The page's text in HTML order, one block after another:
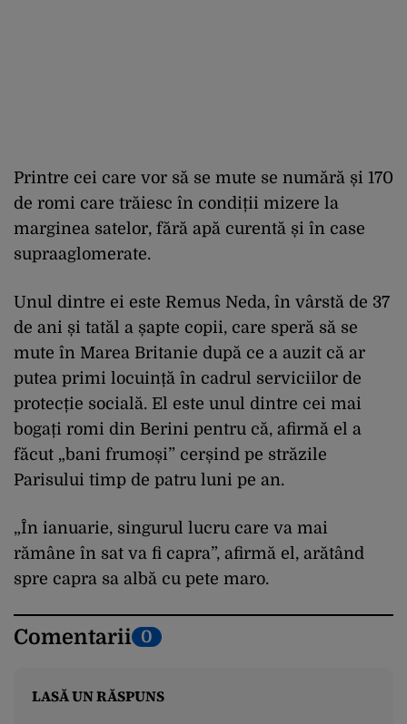
Printre cei care vor să se mute se numără și 170
de romi care trăiesc în condiții mizere la
marginea satelor, fără apă curentă și în case
supraaglomerate.
Unul dintre ei este Remus Neda, în vârstă de 37
de ani și tatăl a șapte copii, care speră să se
mute în Marea Britanie după ce a auzit că ar
putea primi locuință în cadrul serviciilor de
protecție socială. El este unul dintre cei mai
bogați romi din Berini pentru că, afirmă el a
făcut „bani frumoși” cerșind pe străzile
Parisului timp de patru luni pe an.
„În ianuarie, singurul lucru care va mai
rămâne în sat va fi capra”, afirmă el, arătând
spre capra sa albă cu pete maro.
Comentarii 0
LASĂ UN RĂSPUNS